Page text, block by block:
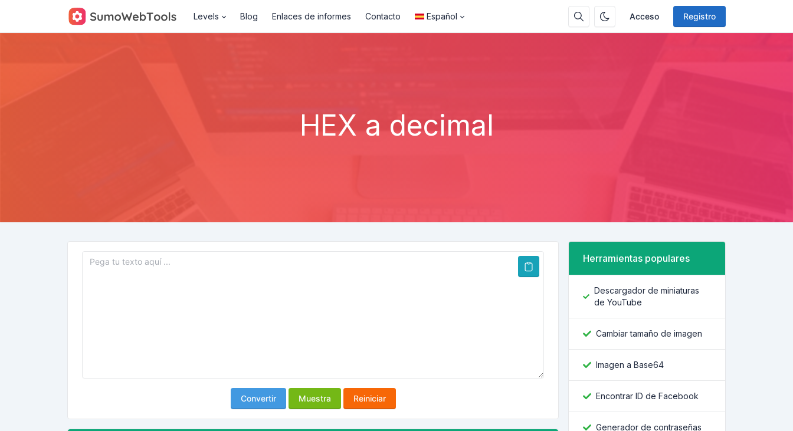
Acceso Registro
Levels Blog Enlaces de informes Contacto Español
HEX a decimal
Convertir Muestra Reiniciar
Herramientas populares
Descargador de miniaturas
de YouTube
Cambiar tamaño de imagen
Imagen a Base64
Encontrar ID de Facebook
Generador de contraseñas